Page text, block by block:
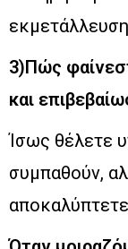
3)Πώς
και
Ίσως θέλετε
συμπαθούν,